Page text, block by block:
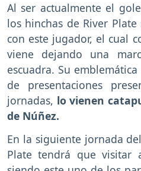
Al ser actualmente el
los hinchas de River
con este jugador, el cual
viene dejando una
escuadra. Su
de presentaciones
jornadas, lo vienen
de Núñez.
En la siguiente jornada
Plate tendrá que visitar